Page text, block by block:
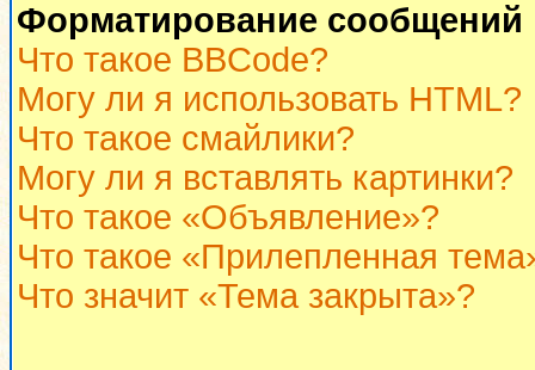
Форматирование
Что такое BBCode?
Могу ли я использовать HTML?
Что такое смайлики?
Могу ли я вставлять картинки?
Что такое «Объявление»?
Что такое «Прилепленная
Что значит «Тема закрыта»?